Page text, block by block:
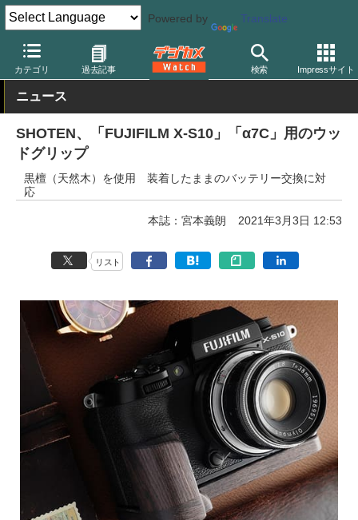
Powered by Translate
カテゴリ 過去記事 検索 Impressサイト
デジカメ Watch 撮影用品 ボディケース その他
ニュース
SHOTEN、「FUJIFILM X-S10」「α7C」用のウッ
ドグリップ
黒檀（天然木）を使用 装着したままのバッテリー交換に対
応
本誌：宮本義朗 2021年3月3日 12:53
リスト